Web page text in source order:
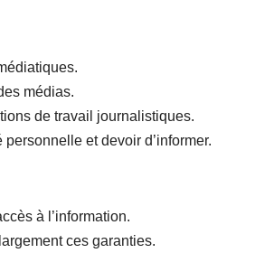
médias.
de travail journalistiques.
et devoir d’informer.
à l’information.
ces garanties.